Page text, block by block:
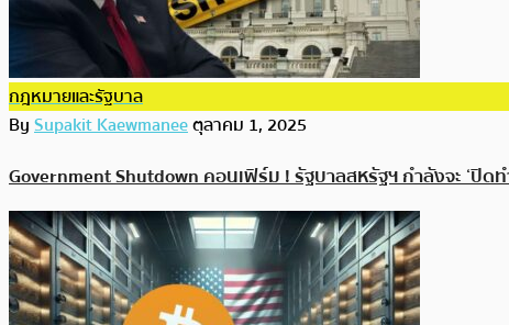
กฎหมายและรัฐบาล
BySupakit Kaewmaneeตุลาคม 1, 2025
Government Shutdown คอนเฟิร์ม ! รัฐบาลสหรัฐฯ กำลังจะ ‘ปิด